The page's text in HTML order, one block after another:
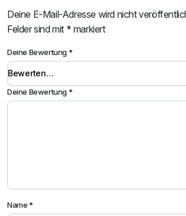
Deine E-Mail-Adresse wird nicht
Felder sind mit * markiert
Deine Bewertung*
Deine Bewertung*
Name*